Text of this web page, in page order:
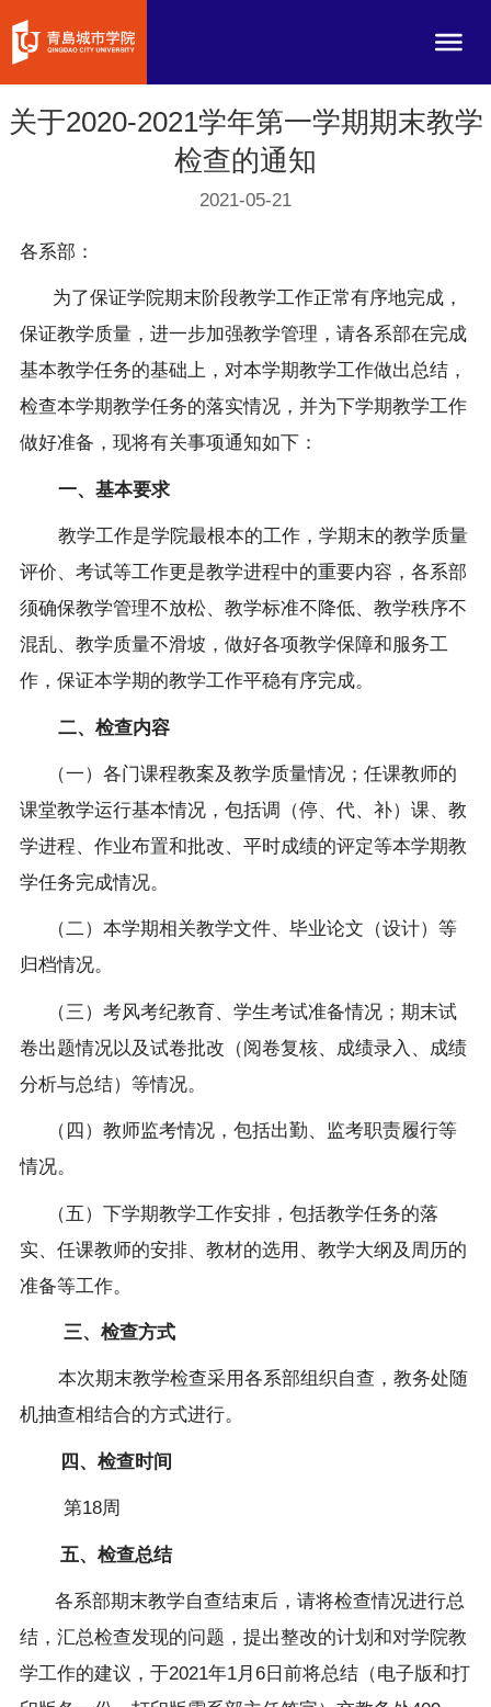
关于2020-2021学年第一学期期末教学
检查的通知
2021-05-21
各系部：
为了保证学院期末阶段教学工作正常有序地完成，
保证教学质量，进一步加强教学管理，请各系部在完成
基本教学任务的基础上，对本学期教学工作做出总结，
检查本学期教学任务的落实情况，并为下学期教学工作
做好准备，现将有关事项通知如下：
一、基本要求
教学工作是学院最根本的工作，学期末的教学质量
评价、考试等工作更是教学进程中的重要内容，各系部
须确保教学管理不放松、教学标准不降低、教学秩序不
混乱、教学质量不滑坡，做好各项教学保障和服务工
作，保证本学期的教学工作平稳有序完成。
二、检查内容
（一）各门课程教案及教学质量情况；任课教师的
课堂教学运行基本情况，包括调（停、代、补）课、教
学进程、作业布置和批改、平时成绩的评定等本学期教
学任务完成情况。
（二）本学期相关教学文件、毕业论文（设计）等
归档情况。
（三）考风考纪教育、学生考试准备情况；期末试
卷出题情况以及试卷批改（阅卷复核、成绩录入、成绩
分析与总结）等情况。
（四）教师监考情况，包括出勤、监考职责履行等
情况。
（五）下学期教学工作安排，包括教学任务的落
实、任课教师的安排、教材的选用、教学大纲及周历的
准备等工作。
三、检查方式
本次期末教学检查采用各系部组织自查，教务处随
机抽查相结合的方式进行。
四、检查时间
第18周
五、检查总结
各系部期末教学自查结束后，请将检查情况进行总
结，汇总检查发现的问题，提出整改的计划和对学院教
学工作的建议，于2021年1月6日前将总结（电子版和打